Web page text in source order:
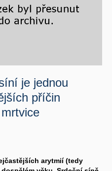
je jednou
příčin
arytmií (tedy